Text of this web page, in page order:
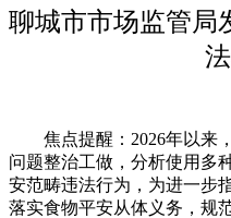
聊城市市场监管局
焦点提醒：2026年以来，
问题整治工做，分析使用多
安范畴违法行为，为进一步
落实食物平安从体义务，规